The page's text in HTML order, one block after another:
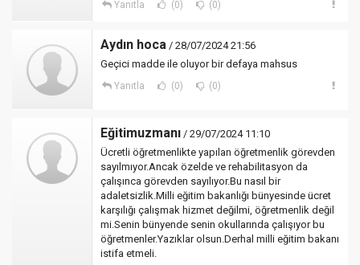
Yanıtla (0) (0)
Aydın hoca / 28/07/2024 21:56
Geçici madde ile oluyor bir defaya mahsus
Yanıtla (0) (0)
Eğitimuzmanı / 29/07/2024 11:10
Ücretli öğretmenlikte yapılan öğretmenlik görevden
sayılmıyor.Ancak özelde ve rehabilitasyon da
çalışınca görevden sayılıyor.Bu nasıl bir
adaletsizlik.Milli eğitim bakanlığı bünyesinde ücret
karşılığı çalışmak hizmet değilmi, öğretmenlik değil
mi.Senin bünyende senin okullarında çalışıyor bu
öğretmenler.Yazıklar olsun.Derhal milli eğitim bakanı
istifa etmeli.